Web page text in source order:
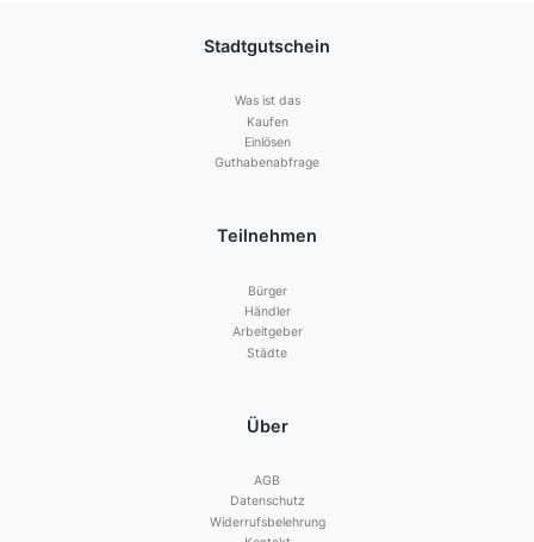
Stadtgutschein
Was ist das
Kaufen
Einlösen
Guthabenabfrage
Teilnehmen
Bürger
Händler
Arbeitgeber
Städte
Über
AGB
Datenschutz
Widerrufsbelehrung